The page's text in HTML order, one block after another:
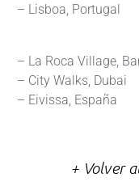
– Lisboa, Portugal
– La Roca Village,
– City Walks, Dubai
– Eivissa, España
+ Volver